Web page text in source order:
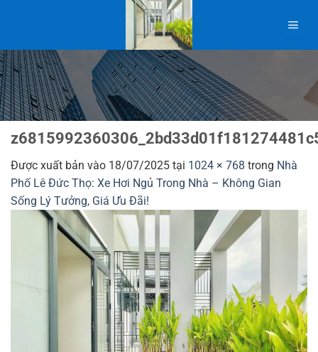
dung
Được xuất bản vào 18/07/2025 tại 1024 × 768 trong Nhà
Phố Lê Đức Thọ: Xe Hơi Ngủ Trong Nhà – Không Gian
Sống Lý Tưởng, Giá Ưu Đãi!